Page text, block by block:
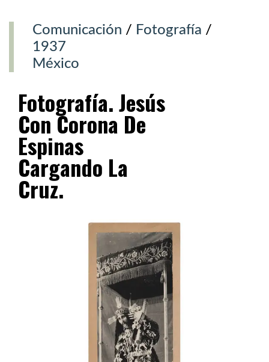
Comunicación / Fotografía /
1937
México
Fotografía. Jesús
Con Corona De
Espinas
Cargando La
Cruz.